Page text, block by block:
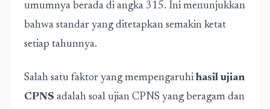
umumnya berada di angka 315. Ini menunjukkan
bahwa standar yang ditetapkan semakin ketat
setiap tahunnya.
Salah satu faktor yang mempengaruhi hasil ujian
CPNS adalah soal ujian CPNS yang beragam dan